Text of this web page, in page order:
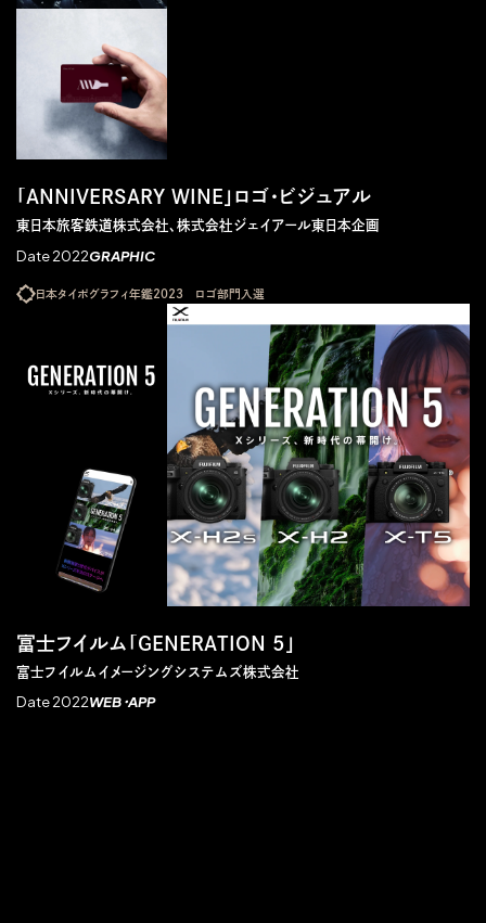
「ANNIVERSARY WINE」ロゴ・ビジュアル
東日本旅客鉄道株式会社、株式会社ジェイアール東日本企画
Date 2022GRAPHIC
日本タイポグラフィ年鑑2023 ロゴ部門入選
富士フイルム「GENERATION 5」
富士フイルムイメージングシステムズ株式会社
Date 2022WEB・APP